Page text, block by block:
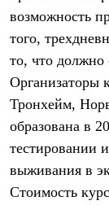
Баск сегодня
История
Отцы основатели
Производство
Баск в вашем
Контроль
Технологии
Команда Баск
Сотрудничество
Стать дилером
Корпоративным
Услуги
возможность
того,
то, что должно
Организаторы
Тронхейм,
образована в
тестировании
выживания в
Стоимость